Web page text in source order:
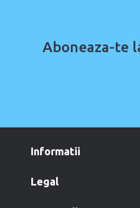
Aboneaza-te
informatii
legal